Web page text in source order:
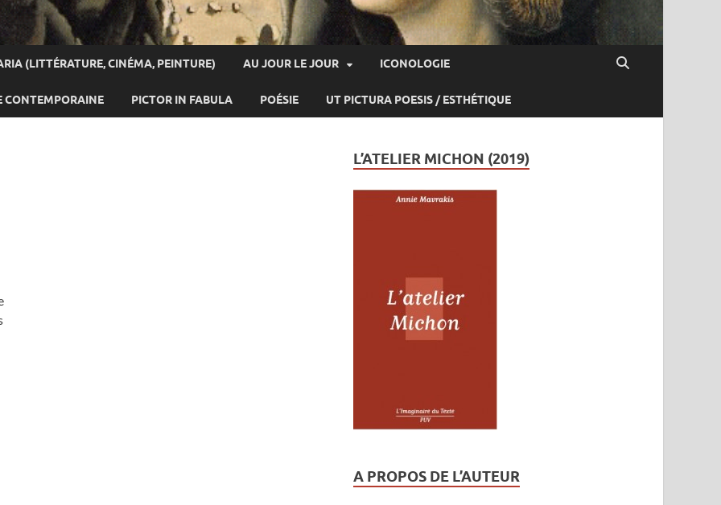
(LITTÉRATURE, CINÉMA, PEINTURE) AU JOUR LE JOUR ICONOLOGIE
CONTEMPORAINE PICTOR IN FABULA POÉSIE UT PICTURA POESIS / ESTHÉTIQUE
L’ATELIER MICHON (2019)
A PROPOS DE L’AUTEUR